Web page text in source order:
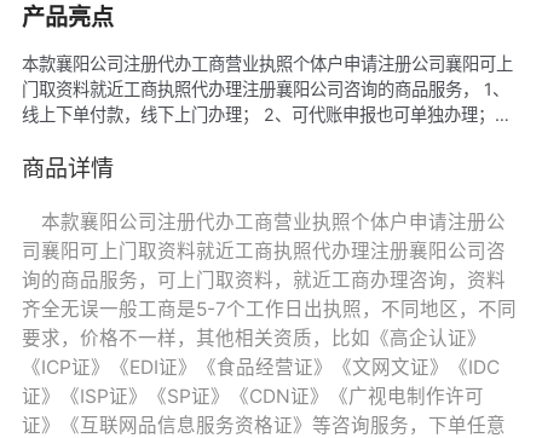
产品亮点
本款襄阳公司注册代办工商营业执照个体户申请注册公司襄阳可上
门取资料就近工商执照代办理注册襄阳公司咨询的商品服务， 1、
线上下单付款，线下上门办理； 2、可代账申报也可单独办理；
理， 5、我司可提供地址注册咨询； 6、资料齐全无误一般工商是
商品详情
本款襄阳公司注册代办工商营业执照个体户申请注册公
司襄阳可上门取资料就近工商执照代办理注册襄阳公司咨
询的商品服务，可上门取资料，就近工商办理咨询，资料
齐全无误一般工商是5-7个工作日出执照，不同地区，不同
要求，价格不一样，其他相关资质，比如《高企认证》
《ICP证》《EDI证》《食品经营证》《文网文证》《IDC
证》《ISP证》《SP证》《CDN证》《广视电制作许可
证》《互联网品信息服务资格证》等咨询服务，下单任意